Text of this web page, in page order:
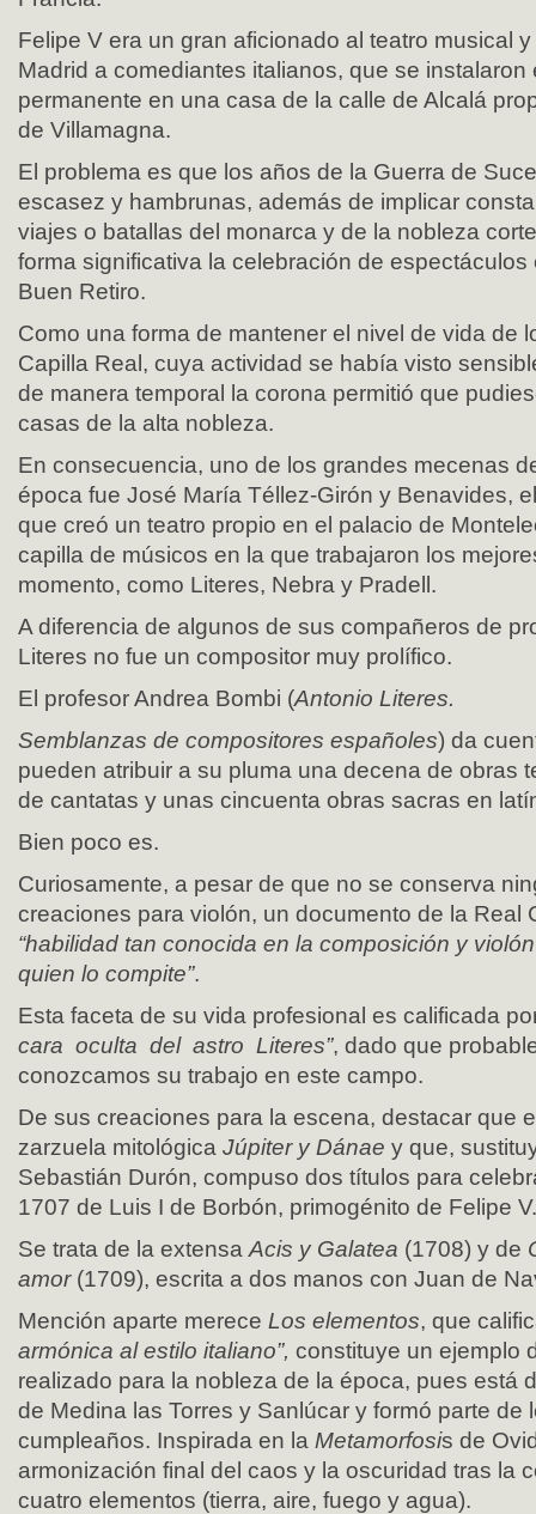
Felipe V era un gran aficionado al teatro musical
Madrid a comediantes italianos, que se instalaron
permanente en una casa de la calle de Alcalá
de Villamagna.
El problema es que los años de la Guerra de
escasez y hambrunas, además de implicar
viajes o batallas del monarca y de la nobleza
forma significativa la celebración de espectáculos
Buen Retiro.
Como una forma de mantener el nivel de vida de
Capilla Real, cuya actividad se había visto
de manera temporal la corona permitió que
casas de la alta nobleza.
En consecuencia, uno de los grandes mecenas
época fue José María Téllez-Girón y Benavides,
que creó un teatro propio en el palacio de
capilla de músicos en la que trabajaron los
momento, como Literes, Nebra y Pradell.
A diferencia de algunos de sus compañeros de
Literes no fue un compositor muy prolífico.
El profesor Andrea Bombi (Antonio Literes.
Semblanzas de compositores españoles) da
pueden atribuir a su pluma una decena de obras
de cantatas y unas cincuenta obras sacras en
Bien poco es.
Curiosamente, a pesar de que no se conserva
creaciones para violón, un documento de la Real
“habilidad tan conocida en la composición y
quien lo compite”.
Esta faceta de su vida profesional es calificada
cara oculta del astro Literes”, dado que
conozcamos su trabajo en este campo.
De sus creaciones para la escena, destacar que
zarzuela mitológica Júpiter y Dánae y que,
Sebastián Durón, compuso dos títulos para
1707 de Luis I de Borbón, primogénito de Felipe V.
Se trata de la extensa Acis y Galatea (1708) y de
amor(1709), escrita a dos manos con Juan de
Mención aparte merece Los elementos, que
armónica al estilo italiano”, constituye un ejemplo
realizado para la nobleza de la época, pues está
de Medina las Torres y Sanlúcar y formó parte de
cumpleaños. Inspirada en la Metamorfosis de
armonización final del caos y la oscuridad tras la
cuatro elementos (tierra, aire, fuego y agua).